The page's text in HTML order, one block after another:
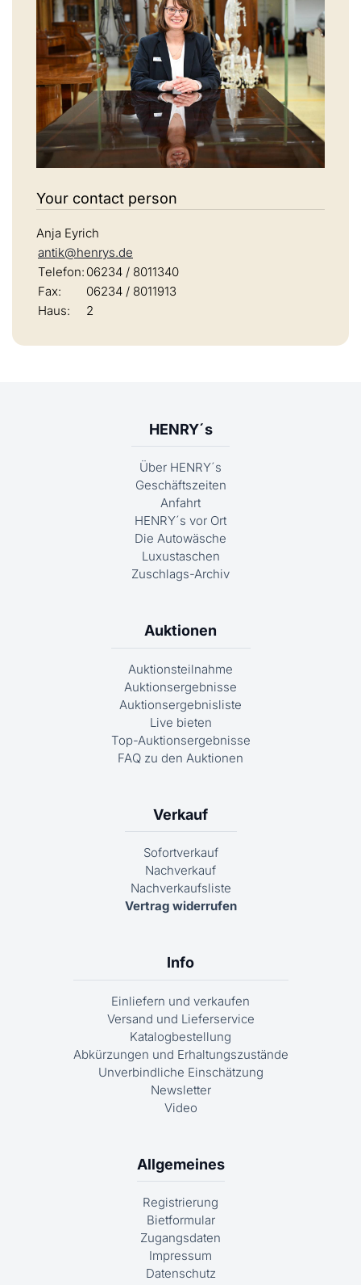
Your contact person
Anja Eyrich
antik@henrys.de
Telefon: 06234 / 8011340
Fax:
06234 / 8011913
Haus:
2
HENRY´s
Über HENRY´s
Geschäftszeiten
Anfahrt
HENRY´s vor Ort
Die Autowäsche
Luxustaschen
Zuschlags-Archiv
Auktionen
Auktionsteilnahme
Auktionsergebnisse
Auktionsergebnisliste
Live bieten
Top-Auktionsergebnisse
FAQ zu den Auktionen
Verkauf
Sofortverkauf
Nachverkauf
Nachverkaufsliste
Vertrag widerrufen
Info
Einliefern und verkaufen
Versand und Lieferservice
Katalogbestellung
Abkürzungen und Erhaltungszustände
Unverbindliche Einschätzung
Newsletter
Video
Allgemeines
Registrierung
Bietformular
Zugangsdaten
Impressum
Datenschutz